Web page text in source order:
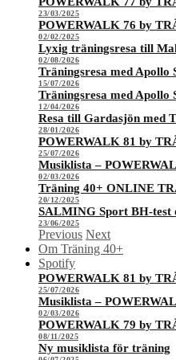
23/03/2025
POWERWALK 76 by
02/02/2025
Lyxig träningsresa till
02/08/2026
Träningsresa med
15/07/2026
Träningsresa med Apollo
12/04/2026
Resa till Gardasjön med
28/01/2026
POWERWALK 81 by
25/07/2026
Musiklista –
02/03/2026
Träning 40+ ONLINE
20/12/2025
SALMING Sport BH-
23/06/2025
Previous Next
Om Träning 40+
Spotify
POWERWALK 81 by
25/07/2026
Musiklista –
02/03/2026
POWERWALK 79 by
08/11/2025
Ny musiklista för träning